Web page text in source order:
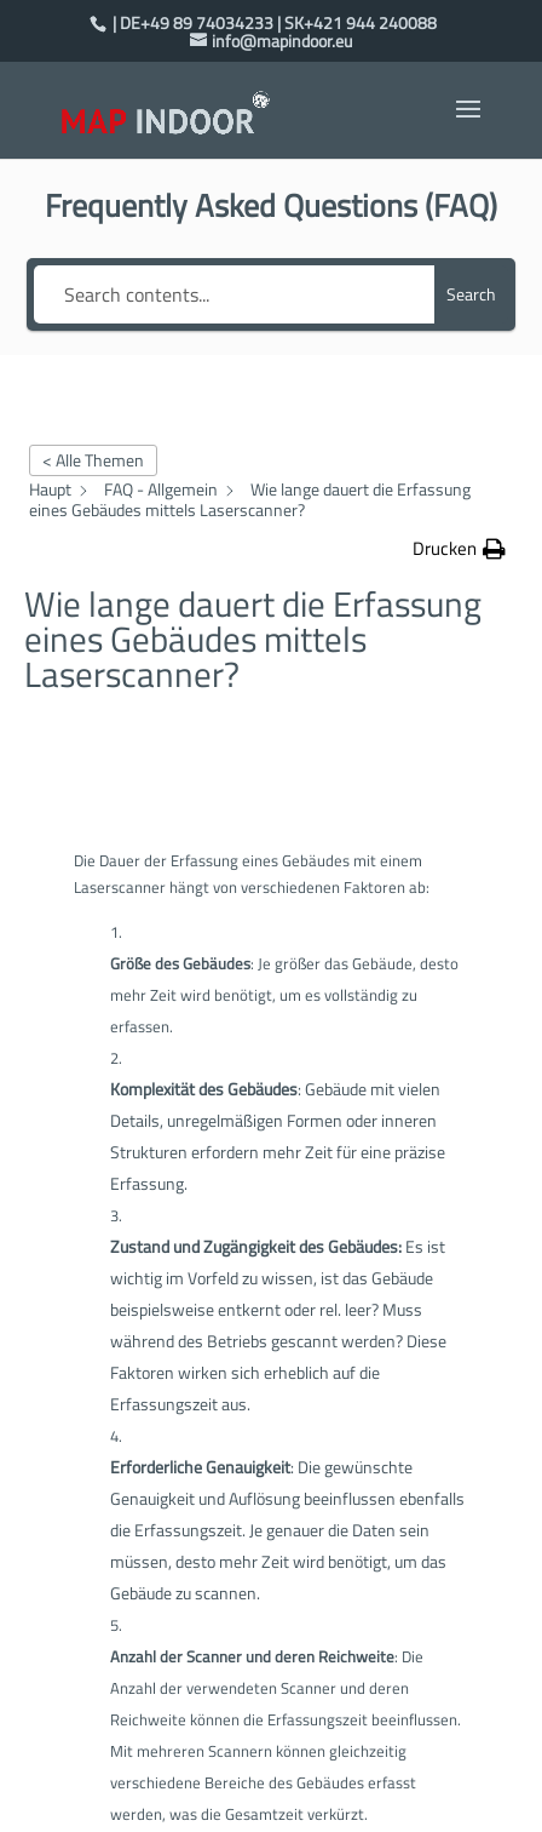
| DE+49 89 74034233 | SK+421 944 240088
info@mapindoor.eu
Frequently Asked Questions (FAQ)
Search
< Alle Themen
Haupt
FAQ - Allgemein Wie lange dauert die Erfassung
eines Gebäudes mittels Laserscanner?
Drucken
Wie lange dauert die Erfassung
eines Gebäudes mittels
Laserscanner?
Die Dauer der Erfassung eines Gebäudes mit einem
Laserscanner hängt von verschiedenen Faktoren ab:
Größe des Gebäudes: Je größer das Gebäude, desto
mehr Zeit wird benötigt, um es vollständig zu
erfassen.
Komplexität des Gebäudes: Gebäude mit vielen
Details, unregelmäßigen Formen oder inneren
Strukturen erfordern mehr Zeit für eine präzise
Erfassung.
Zustand und Zugängigkeit des Gebäudes:Es ist
wichtig im Vorfeld zu wissen, ist das Gebäude
beispielsweise entkernt oder rel. leer? Muss
während des Betriebs gescannt werden? Diese
Faktoren wirken sich erheblich auf die
Erfassungszeit aus.
Erforderliche Genauigkeit: Die gewünschte
Genauigkeit und Auflösung beeinflussen ebenfalls
die Erfassungszeit. Je genauer die Daten sein
müssen, desto mehr Zeit wird benötigt, um das
Gebäude zu scannen.
Anzahl der Scanner und deren Reichweite: Die
Anzahl der verwendeten Scanner und deren
Reichweite können die Erfassungszeit beeinflussen.
Mit mehreren Scannern können gleichzeitig
verschiedene Bereiche des Gebäudes erfasst
werden, was die Gesamtzeit verkürzt.